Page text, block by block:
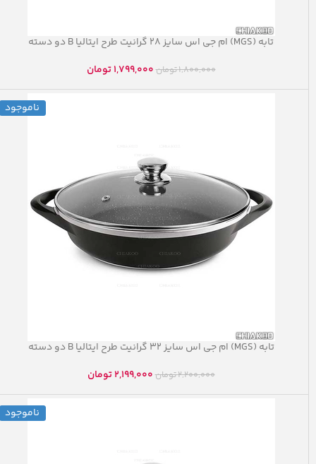
تابه (MGS) ام جی اس سایز ۲۸ گرانیت طرح ایتالیا B دو دسته
1,800,000تومان1,799,000 تومان
ناموجود
تابه (MGS) ام جی اس سایز ۳۲ گرانیت طرح ایتالیا B دو دسته
2,200,000تومان2,199,000 تومان
ناموجود